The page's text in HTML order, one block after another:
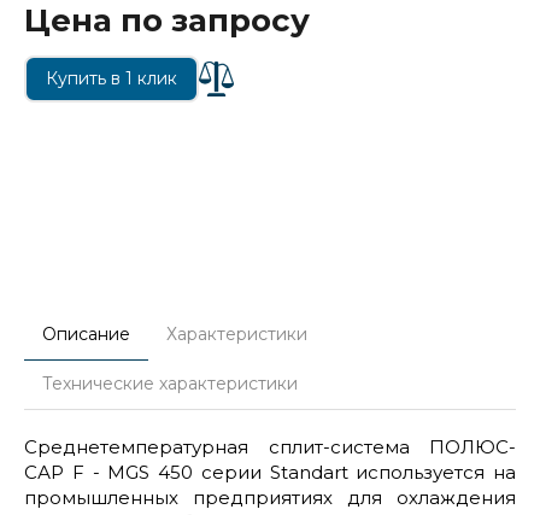
Цена по запросу
Купить в 1 клик
Описание Характеристики
Технические характеристики
Среднетемпературная сплит-система ПОЛЮС-
САР F - MGS 450 серии Standart используется на
промышленных предприятиях для охлаждения